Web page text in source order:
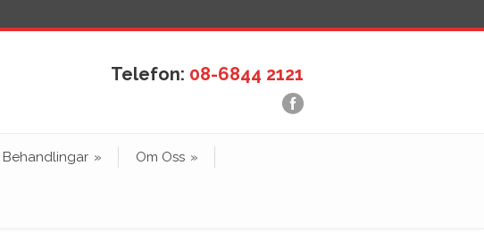
Telefon: 08-6844 2121
Behandlingar » Om Oss »